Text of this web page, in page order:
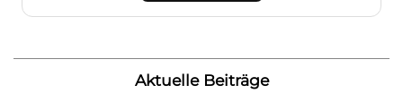
Aktuelle Beiträge